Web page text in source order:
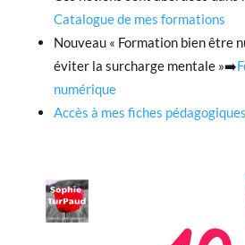
Catalogue de mes formations
Nouveau « Formation bien être
éviter la surcharge mentale »➡️
numérique
Accès à mes fiches pédagogiques